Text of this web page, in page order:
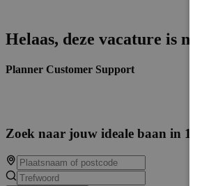
Helaas, deze vacature is
Planner Customer Support
Zoek naar jouw ideale baan in